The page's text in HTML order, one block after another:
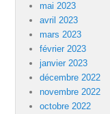
mai 2023
avril 2023
mars 2023
février 2023
janvier 2023
décembre 2022
novembre 2022
octobre 2022